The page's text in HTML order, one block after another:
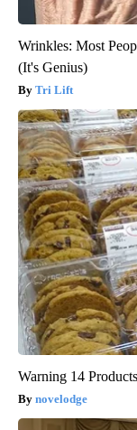
Wrinkles: Most
(It's Genius)
Tri Lift
Warning 14
novelodge